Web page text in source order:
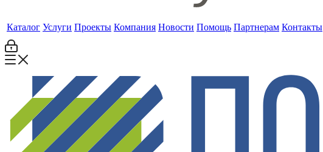
Каталог Услуги Проекты Компания Новости Помощь Партнерам Контакты